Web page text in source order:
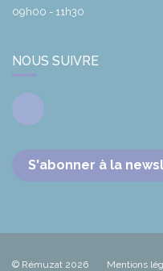
09h00 - 11h30
NOUS SUIVRE
Facebook
S'abonner à la
© Rémuzat 2026 Mentions